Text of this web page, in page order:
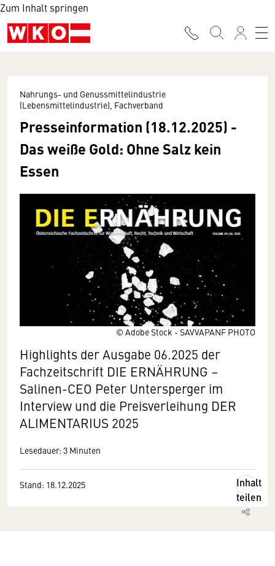
Zum Inhalt springen
© Adobe Stock - SAVVAPANF PHOTO
Nahrungs- und Genussmittelindustrie
(Lebensmittelindustrie), Fachverband
Presseinformation (18.12.2025) -
Das weiße Gold: Ohne Salz kein
Essen
Highlights der Ausgabe 06.2025 der
Fachzeitschrift DIE ERNÄHRUNG –
Salinen-CEO Peter Untersperger im
Interview und die Preisverleihung DER
ALIMENTARIUS 2025
Lesedauer: 3 Minuten
Stand: 18.12.2025
Inhalt
teilen